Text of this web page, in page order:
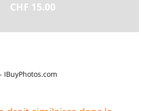
CHF 15.00